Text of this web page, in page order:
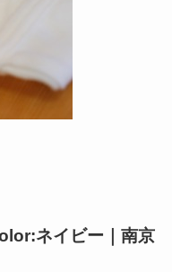
ネイビー｜南京